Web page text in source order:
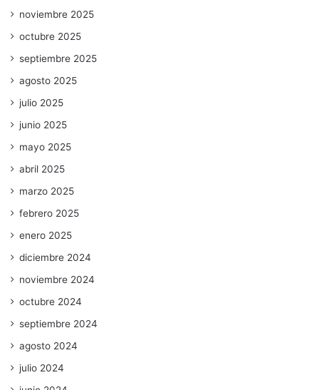
noviembre 2025
octubre 2025
septiembre 2025
agosto 2025
julio 2025
junio 2025
mayo 2025
abril 2025
marzo 2025
febrero 2025
enero 2025
diciembre 2024
noviembre 2024
octubre 2024
septiembre 2024
agosto 2024
julio 2024